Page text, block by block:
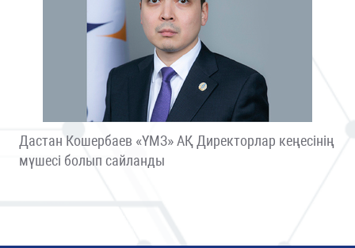
Дастан Кошербаев «ҮМЗ» АҚ Директорлар кеңесінің
мүшесі болып сайланды